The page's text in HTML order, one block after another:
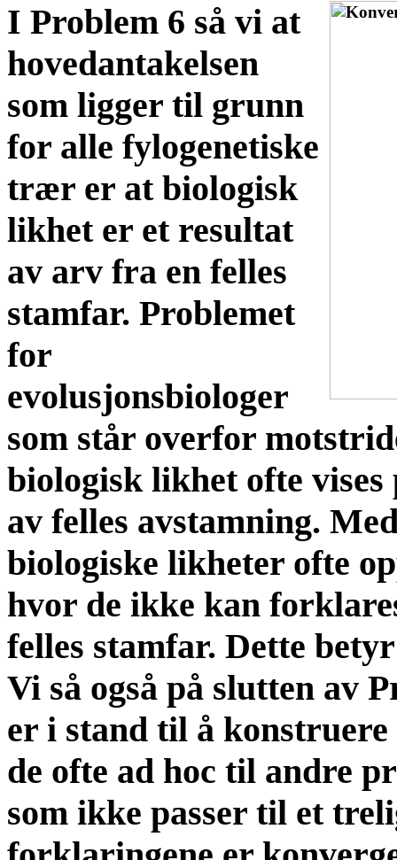
I Problem 6 så vi at
hovedantakelsen
som ligger til grunn
for alle fylogenetiske
trær er at biologisk
likhet er et resultat
av arv fra en felles
stamfar. Problemet
for
evolusjonsbiologer
som står overfor
biologisk likhet ofte
av felles avstamning.
biologiske likheter ofte
hvor de ikke kan
felles stamfar. Dette
Vi så også på slutten av
er i stand til å
de ofte ad hoc til andre
som ikke passer til et